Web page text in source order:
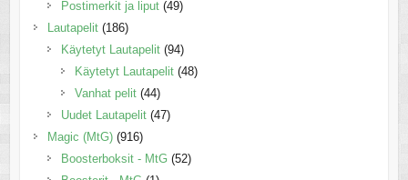
Postimerkit ja liput (49)
Lautapelit (186)
Käytetyt Lautapelit (94)
Käytetyt Lautapelit (48)
Vanhat pelit (44)
Uudet Lautapelit (47)
Magic (MtG) (916)
Boosterboksit - MtG (52)